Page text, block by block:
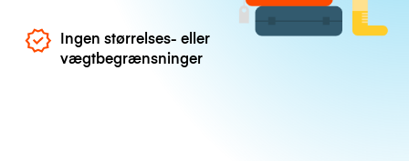
Ingen størrelses- eller
vægtbegrænsninger